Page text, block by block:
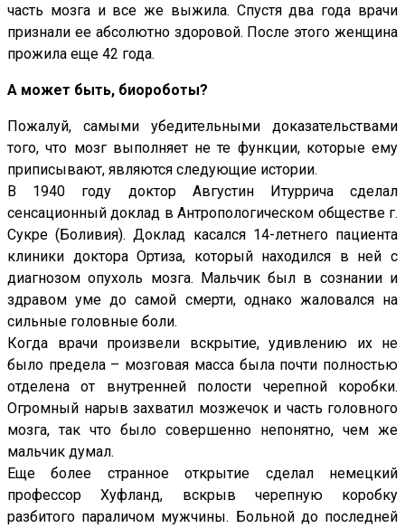
часть мозга и все же выжила. Спустя два года врачи
признали ее абсолютно здоровой. После этого женщина
прожила еще 42 года.
А может быть, биороботы?
Пожалуй, самыми убедительными доказательствами
того, что мозг выполняет не те функции, которые ему
приписывают, являются следующие истории.
В 1940 году доктор Августин Итуррича сделал
сенсационный доклад в Антропологическом обществе г.
Сукре (Боливия). Доклад касался 14-летнего пациента
клиники доктора Ортиза, который находился в ней с
диагнозом опухоль мозга. Мальчик был в сознании и
здравом уме до самой смерти, однако жаловался на
сильные головные боли.
Когда врачи произвели вскрытие, удивлению их не
было предела – мозговая масса была почти полностью
отделена от внутренней полости черепной коробки.
Огромный нарыв захватил мозжечок и часть головного
мозга, так что было совершенно непонятно, чем же
мальчик думал.
Еще более странное открытие сделал немецкий
профессор Хуфланд, вскрыв черепную коробку
разбитого параличом мужчины. Больной до последней